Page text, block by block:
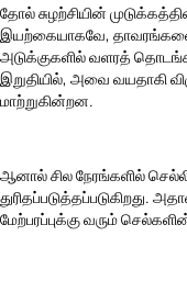
தோல் சுழற்சியின்
இயற்கையாகவே,
அடுக்குகளில் வளரத்
இறுதியில், அவை வயதாகி
மாற்றுகின்றன.
ஆனால் சில நேரங்களில்
துரிதப்படுத்தப்படுகிறது.
மேற்பரப்புக்கு வரும்